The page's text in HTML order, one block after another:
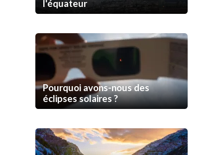
l'équateur
Pourquoi avons-nous des
éclipses solaires ?